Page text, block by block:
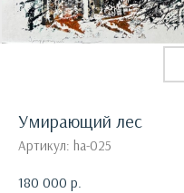
Умирающий лес
Артикул: ha-025
180 000 р.